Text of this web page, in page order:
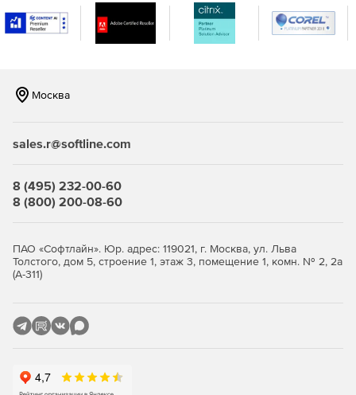
Москва
sales.r@softline.com
8 (495) 232-00-60
8 (800) 200-08-60
ПАО «Софтлайн». Юр. адрес: 119021, г. Москва, ул. Льва
Толстого, дом 5, строение 1, этаж 3, помещение 1, комн. № 2, 2а
(А-311)